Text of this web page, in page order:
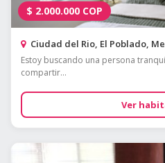
$ 2.000.000 COP
Ciudad del Rio, El Poblado,
Estoy buscando una persona
compartir...
Ver